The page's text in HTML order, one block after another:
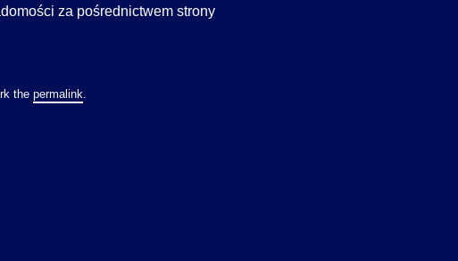
za pośrednictwem strony
the permalink